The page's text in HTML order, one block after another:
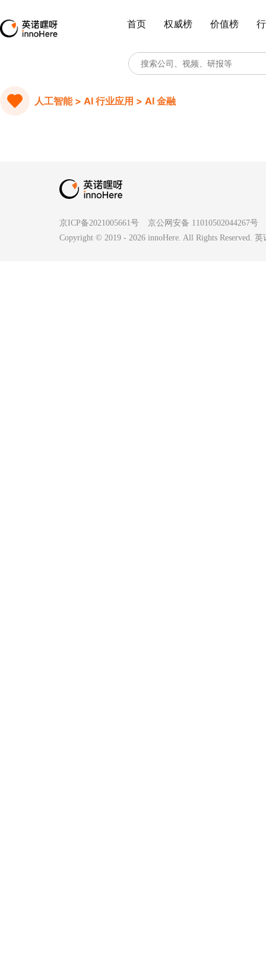
首页 权威榜 价值榜
人工智能 > AI 行业应用 > AI 金融
京ICP备2021005661号
京公网安备 11010502044267号
Copyright © 2019 - 2026 innoHere. All Rights Reserved.